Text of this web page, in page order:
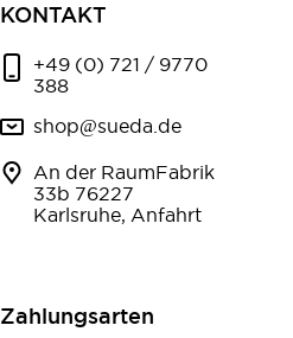
KONTAKT
+49 (0) 721 / 9770
388
shop@sueda.de
An der RaumFabrik
33b 76227
Karlsruhe, Anfahrt
Zahlungsarten